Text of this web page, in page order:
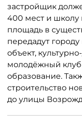
застройщик
400 мест и школу
площадь в
передадут
объект,
молодёжный
образование.
строительство
до улицы